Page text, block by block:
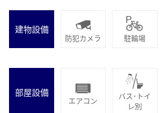
建物設備
防犯カメラ 駐輪場
部屋設備
エアコン
バス･トイ
レ別